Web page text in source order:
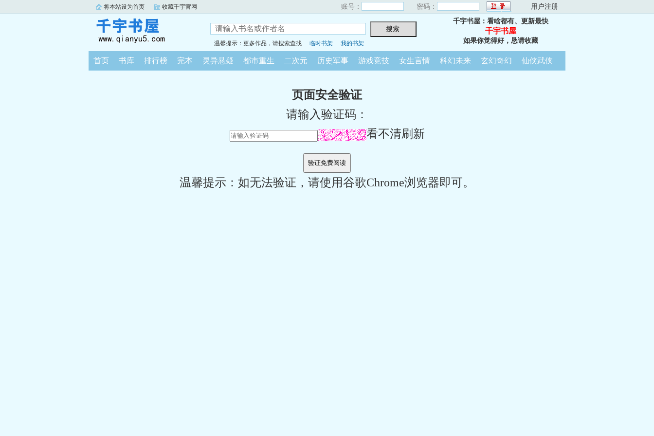
将本站设为首页 收藏千宇官网 账号： 密码： 用户注册
温馨提示：更多作品，请搜索查找 临时书架 我的书架
千宇书屋：看啥都有、更新最快
千宇书屋
如果你觉得好，恳请收藏
首页 书库 排行榜 完本 灵异悬疑 都市重生 二次元 历史军事 游戏竞技 女生言情 科幻未来 玄幻奇幻 仙侠武侠
页面安全验证
请输入验证码：
看不清刷新
温馨提示：如无法验证，请使用谷歌Chrome浏览器即可。